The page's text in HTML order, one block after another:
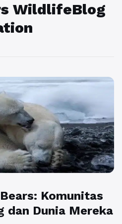
WildlifeBlog
Komunitas
dan Dunia Mereka